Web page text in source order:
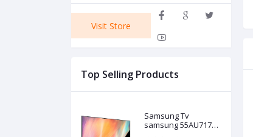
Visit Store
Top Selling Products
Samsung Tv
samsung 55AU7172